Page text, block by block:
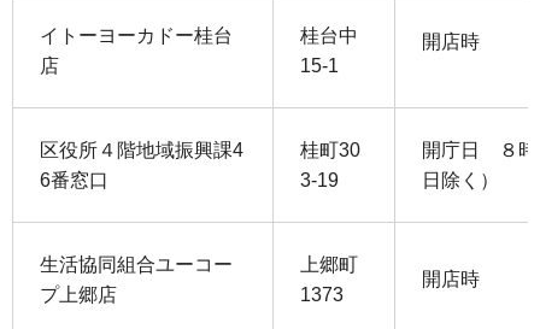
イトーヨーカドー桂台
店
桂台中
15-1
開店時
区役所４階地域振興課4
6番窓口
桂町30
3-19
開庁日 ８時
日除く）
生活協同組合ユーコー
プ上郷店
上郷町
1373
開店時